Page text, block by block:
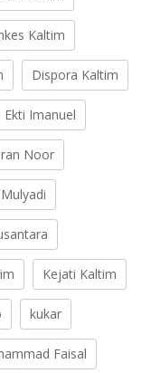
Kaltim
Dispora Kaltim
Ekti Imanuel
Noor
Kejati Kaltim
kukar
Faisal